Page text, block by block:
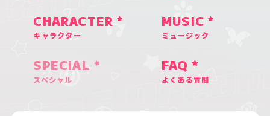
CHARACTER
キャラクター
MUSIC
ミュージック
SPECIAL
スペシャル
FAQ
よくある質問